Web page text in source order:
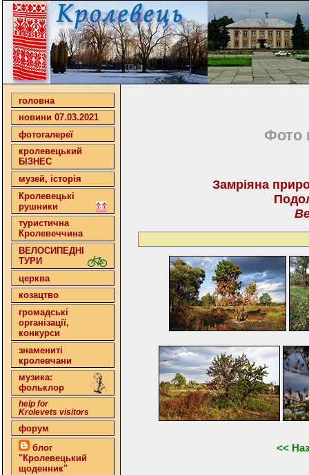
головна
новини 07.03.2021
фотогалереї
кролевецький
БІЗНЕС
музей, історія
Кролевецькі
рушники
туристична
Кролевеччина
ВЕЛОСИПЕДНІ
ТУРИ
церква
козацтво
громадські
організації,
конкурси
знамениті
кролевчани
музика:
фольклор
help for
Krolevets visitors
форум
блог
"Кролевецький
щоденник"
Фото
Замріяна
<<